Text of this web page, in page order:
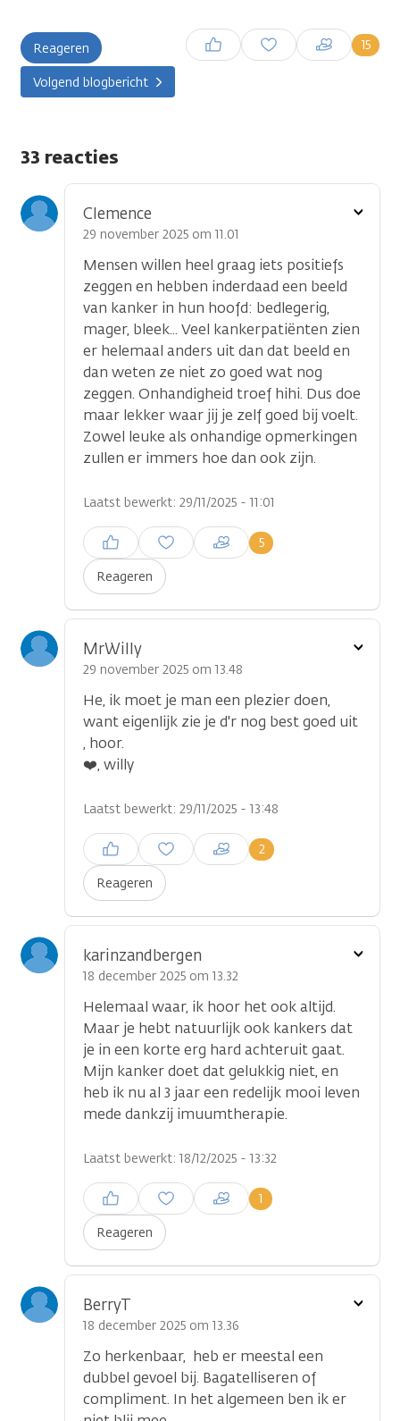
Reageren 15
Inloggen om een reactie te
plaatsen
Volgend blogbericht
33 reacties
Clemence
29 november 2025 om 11.01
Mensen willen heel graag iets positiefs
zeggen en hebben inderdaad een beeld
van kanker in hun hoofd: bedlegerig,
mager, bleek... Veel kankerpatiënten zien
er helemaal anders uit dan dat beeld en
dan weten ze niet zo goed wat nog
zeggen. Onhandigheid troef hihi. Dus doe
maar lekker waar jij je zelf goed bij voelt.
Zowel leuke als onhandige opmerkingen
zullen er immers hoe dan ook zijn.
Laatst bewerkt: 29/11/2025 - 11:01
Reageren
5
Inloggen om een reactie te
plaatsen
Toon
MrWilly
29 november 2025 om 13.48
He, ik moet je man een plezier doen,
want eigenlijk zie je d'r nog best goed uit
, hoor.
❤️, willy
Laatst bewerkt: 29/11/2025 - 13:48
Reageren
2
Inloggen om een reactie te
plaatsen
Toon
karinzandbergen
18 december 2025 om 13.32
Helemaal waar, ik hoor het ook altijd.
Maar je hebt natuurlijk ook kankers dat
je in een korte erg hard achteruit gaat.
Mijn kanker doet dat gelukkig niet, en
heb ik nu al 3 jaar een redelijk mooi leven
mede dankzij imuumtherapie.
Laatst bewerkt: 18/12/2025 - 13:32
Reageren
1
Inloggen om een reactie te
plaatsen
Toon
BerryT
18 december 2025 om 13.36
Zo herkenbaar, heb er meestal een
dubbel gevoel bij. Bagatelliseren of
compliment. In het algemeen ben ik er
Toon